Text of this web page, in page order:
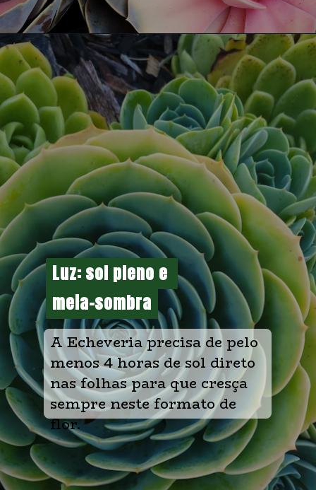
Luz: sol pleno e
meia-sombra
Luz: sol pleno e
meia-sombra
A Echeveria precisa de pelo
menos 4 horas de sol direto
nas folhas para que cresça
sempre neste formato de
flor.